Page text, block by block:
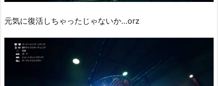
元気に復活しちゃったじゃないか…orz